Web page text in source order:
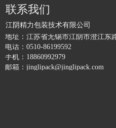
地址： 江苏省无锡市江阴市澄江东
电话： 0510-86199592
手机： 18860992979
邮箱： jinglipack@jinglipack.com
联系我们
江阴精力包装技术有限公司